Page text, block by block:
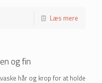
Læs mere
og fin
hår og krop for at holde